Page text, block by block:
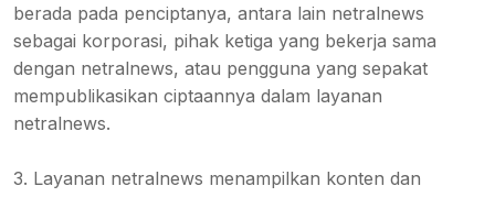
berada pada penciptanya, antara lain netralnews
sebagai korporasi, pihak ketiga yang bekerja sama
dengan netralnews, atau pengguna yang sepakat
mempublikasikan ciptaannya dalam layanan
netralnews.
3. Layanan netralnews menampilkan konten dan